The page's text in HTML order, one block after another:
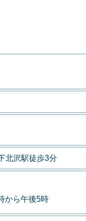
北沢駅徒歩3分
から午後5時